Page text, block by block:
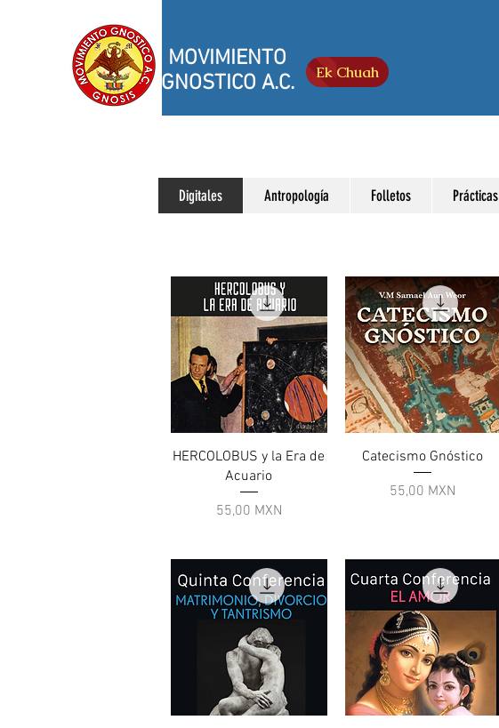
MOVIMIENTO
GNOSTICO A.C.
Ek Chuah
Digitales Antropología Folletos Prácticas
Vista rapida
HERCOLOBUS y la Era de
Acuario
Prezzo
55,00 MXN
Vista rapida
Catecismo Gnóstico
Prezzo
55,00 MXN